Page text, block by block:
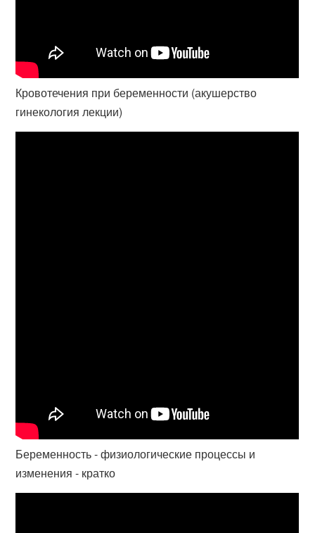
Кровотечения при беременности (акушерство
гинекология лекции)
Беременность - физиологические процессы и
изменения - кратко